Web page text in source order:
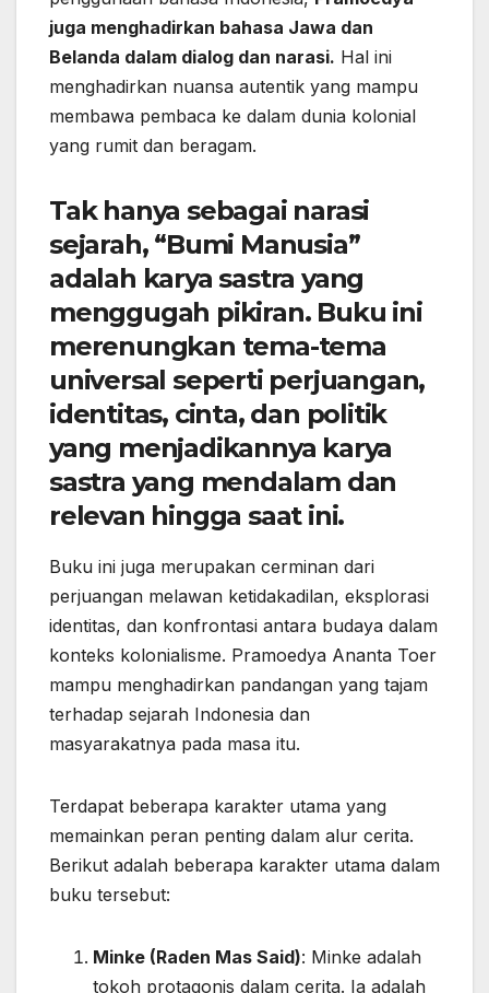
juga menghadirkan bahasa Jawa dan
Belanda dalam dialog dan narasi. Hal ini
menghadirkan nuansa autentik yang mampu
membawa pembaca ke dalam dunia kolonial
yang rumit dan beragam.
Tak hanya sebagai narasi
sejarah, “Bumi Manusia”
adalah karya sastra yang
menggugah pikiran. Buku ini
merenungkan tema-tema
universal seperti perjuangan,
identitas, cinta, dan politik
yang menjadikannya karya
sastra yang mendalam dan
relevan hingga saat ini.
Buku ini juga merupakan cerminan dari
perjuangan melawan ketidakadilan, eksplorasi
identitas, dan konfrontasi antara budaya dalam
konteks kolonialisme. Pramoedya Ananta Toer
mampu menghadirkan pandangan yang tajam
terhadap sejarah Indonesia dan
masyarakatnya pada masa itu.
Terdapat beberapa karakter utama yang
memainkan peran penting dalam alur cerita.
Berikut adalah beberapa karakter utama dalam
buku tersebut:
Minke (Raden Mas Said): Minke adalah
tokoh protagonis dalam cerita. Ia adalah